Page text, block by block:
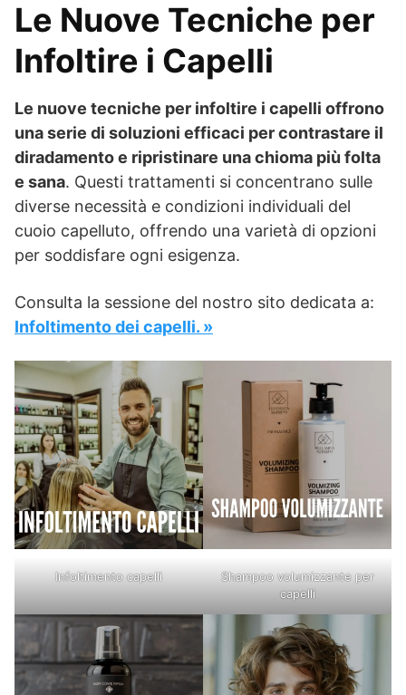
Le Nuove Tecniche per
Infoltire i Capelli
Le nuove tecniche per infoltire i capelli offrono
una serie di soluzioni efficaci per contrastare il
diradamento e ripristinare una chioma più folta
e sana. Questi trattamenti si concentrano sulle
diverse necessità e condizioni individuali del
cuoio capelluto, offrendo una varietà di opzioni
per soddisfare ogni esigenza.
Consulta la sessione del nostro sito dedicata a:
Infoltimento dei capelli. »
Infoltimento capelli
Shampoo volumizzante per
capelli